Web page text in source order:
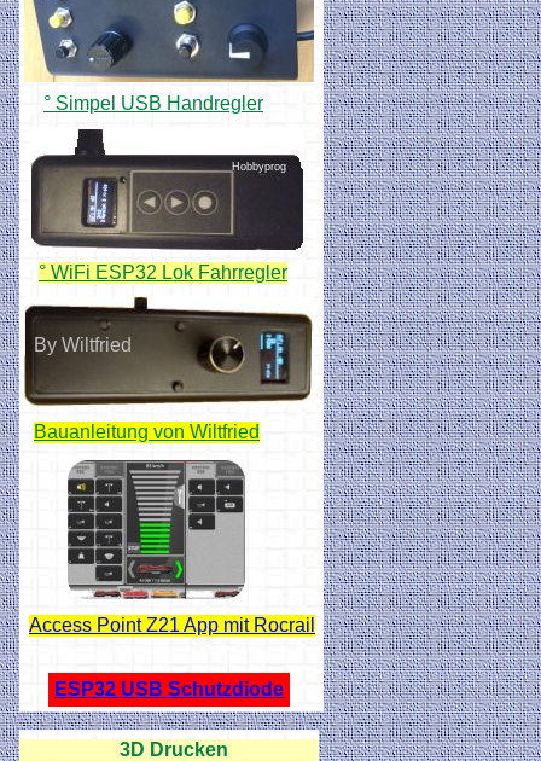
° Simpel USB Handregler
° WiFi ESP32 Lok Fahrregler
By Wiltfried
Bauanleitung von Wiltfried
Hobbyprog
Access Point Z21 App mit Rocrail
ESP32 USB Schutzdiode
3D Drucken